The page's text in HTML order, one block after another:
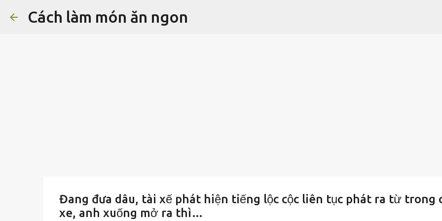
Cách làm món ăn ngon
Đang đưa dâu, tài xế phát hiện tiếng lộc cộc liên tục phát ra từ trong
xe, anh xuống mở ra thì…